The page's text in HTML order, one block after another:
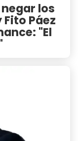
los
Páez
"El